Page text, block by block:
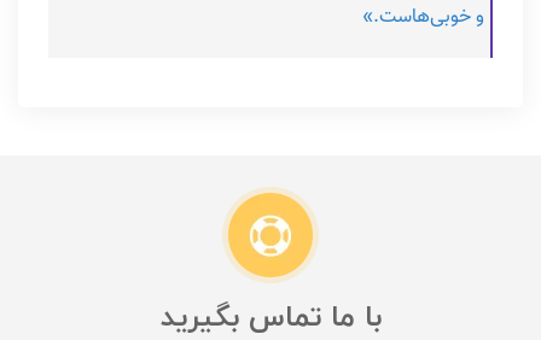
و خوبی‌هاست.‌»
با ما تماس بگیرید